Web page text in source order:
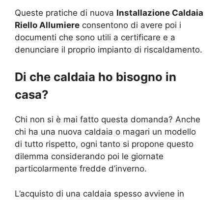
Queste pratiche di nuova Installazione Caldaia
Riello Allumiere consentono di avere poi i
documenti che sono utili a certificare e a
denunciare il proprio impianto di riscaldamento.
Di che caldaia ho bisogno in
casa?
Chi non si è mai fatto questa domanda? Anche
chi ha una nuova caldaia o magari un modello
di tutto rispetto, ogni tanto si propone questo
dilemma considerando poi le giornate
particolarmente fredde d’inverno.
L’acquisto di una caldaia spesso avviene in